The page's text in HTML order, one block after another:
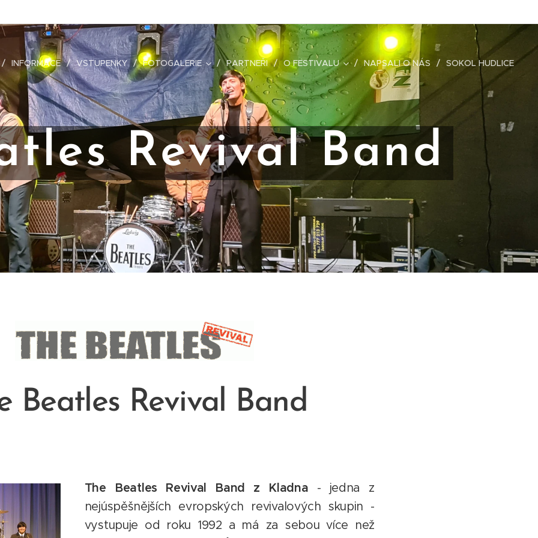
INFORMACE VSTUPENKY FOTOGALERIE PARTNEŘI O FESTIVALU NAPSALI O NÁS SOKOL HUDLICE
Revival Band
Beatles Revival Band
The Beatles Revival Band z Kladna - jedna z
nejúspěšnějších evropských revivalových skupin -
vystupuje od roku 1992 a má za sebou více než